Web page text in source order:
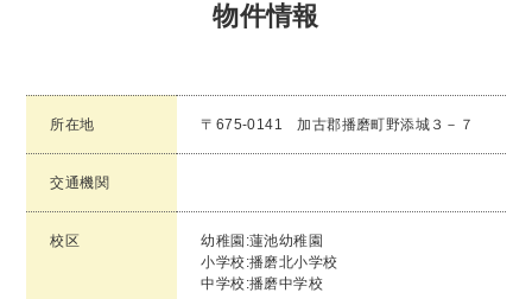
物件情報
所在地 〒675-0141 加古郡播磨町野添城３－７
交通機関
校区
幼稚園:蓮池幼稚園
小学校:播磨北小学校
中学校:播磨中学校